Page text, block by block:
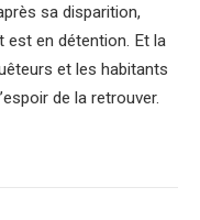
sa disparition,
est en détention. Et la
et les habitants
de la retrouver.